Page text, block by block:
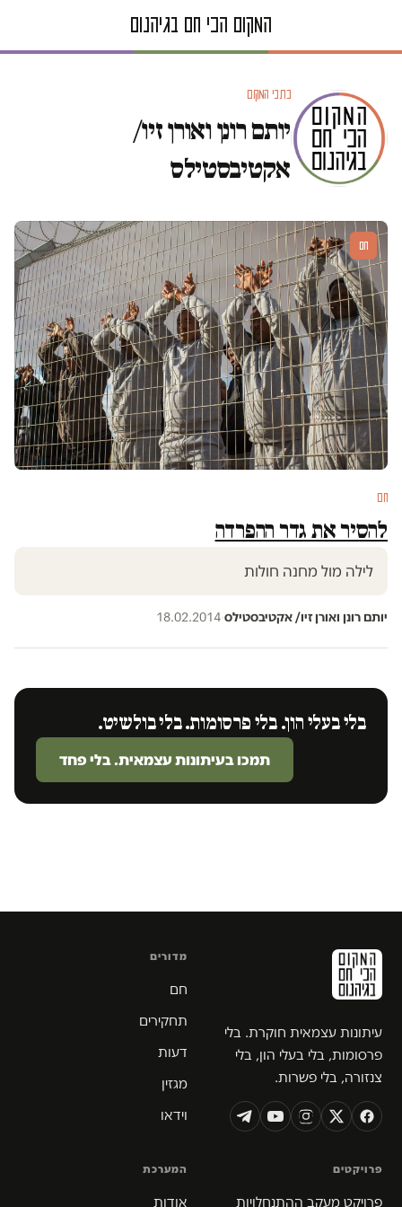
כתבי המקום
יותם רונן ואורן זיו/
אקטיבסטילס
חם
חם
להסיר את גדר ההפרדה
לילה מול מחנה חולות
יותם רונן ואורן זיו/ אקטיבסטילס·
18.02.2014
בלי בעלי הון. בלי פרסומות. בלי בולשיט.
תמכו בעיתונות עצמאית. בלי פחד
עיתונות עצמאית חוקרת. בלי
פרסומות, בלי בעלי הון, בלי
צנזורה, בלי פשרות.
מדורים
חם
תחקירים
דעות
מגזין
וידאו
פרויקטים
פרויקט מעקב ההתנחלויות
המערכת
אודות